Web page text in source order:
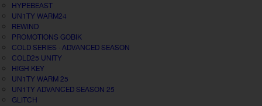
HYPEBEAST
UN1TY WARM24
REWIND
PROMOTIONS GOBIK
COLD SERIES · ADVANCED SEASON
COLD25 UNITY
HIGH KEY
UN1TY WARM 25
UN1TY ADVANCED SEASON 25
GLITCH